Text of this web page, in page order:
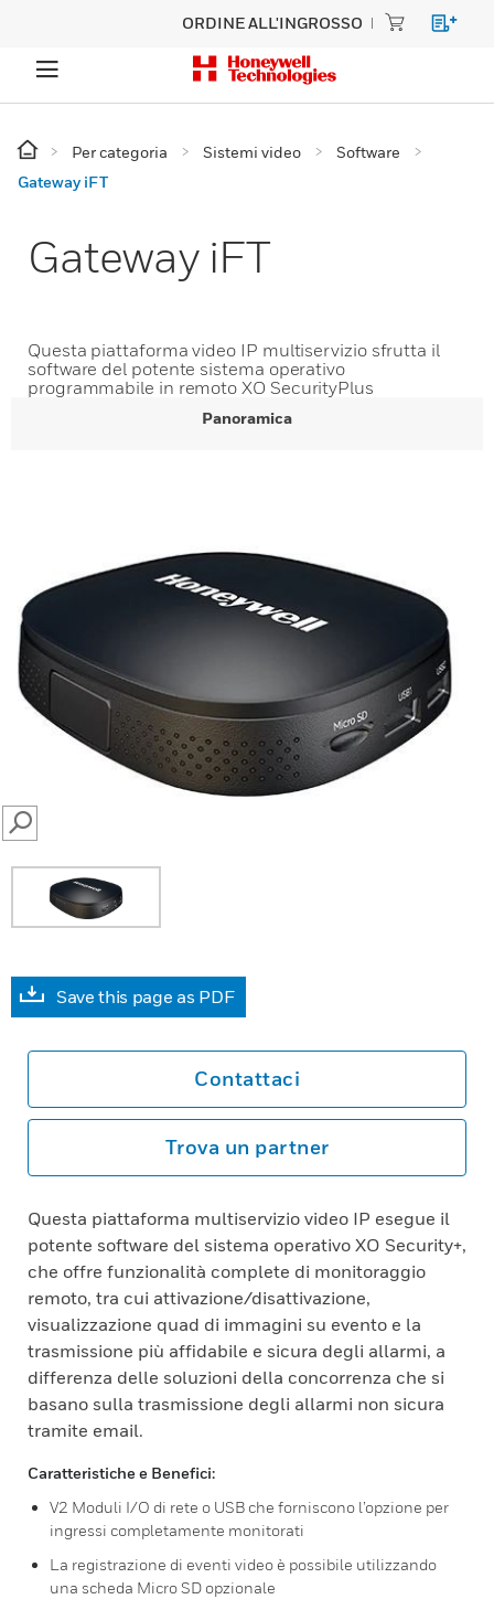
ORDINE ALL'INGROSSO
Per categoria Sistemi video
Software
Gateway iFT
Gateway iFT
Questa piattaforma video IP multiservizio sfrutta il
software del potente sistema operativo
programmabile in remoto XO SecurityPlus
Panoramica
SEARCH
Save this page as PDF
Contattaci
Trova un partner
Questa piattaforma multiservizio video IP esegue il
potente software del sistema operativo XO Security+,
che offre funzionalità complete di monitoraggio
remoto, tra cui attivazione/disattivazione,
visualizzazione quad di immagini su evento e la
trasmissione più affidabile e sicura degli allarmi, a
differenza delle soluzioni della concorrenza che si
basano sulla trasmissione degli allarmi non sicura
tramite email.
Caratteristiche e Benefici:
V2 Moduli I/O di rete o USB che forniscono l’opzione per
ingressi completamente monitorati
La registrazione di eventi video è possibile utilizzando
una scheda Micro SD opzionale